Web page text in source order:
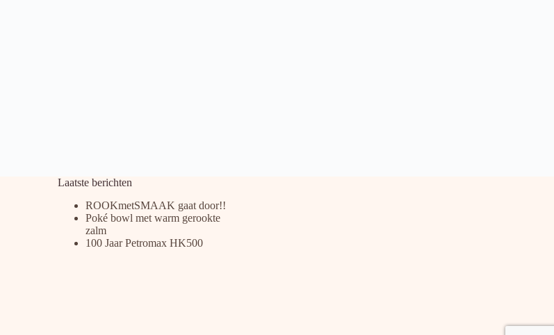
Laatste berichten
ROOKmetSMAAK gaat door!!
Poké bowl met warm gerookte
zalm
100 Jaar Petromax HK500